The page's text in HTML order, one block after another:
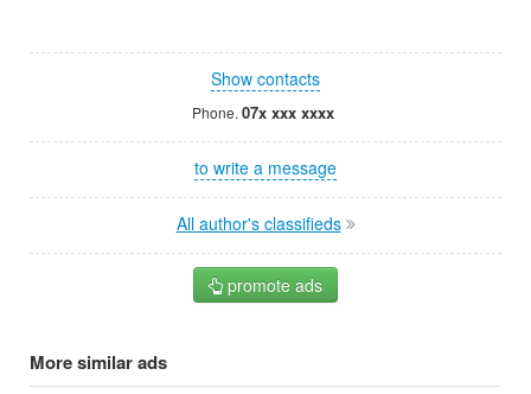
Show contacts
Phone. 07x xxx xxxx
to write a message
All author's classifieds
promote ads
More similar ads